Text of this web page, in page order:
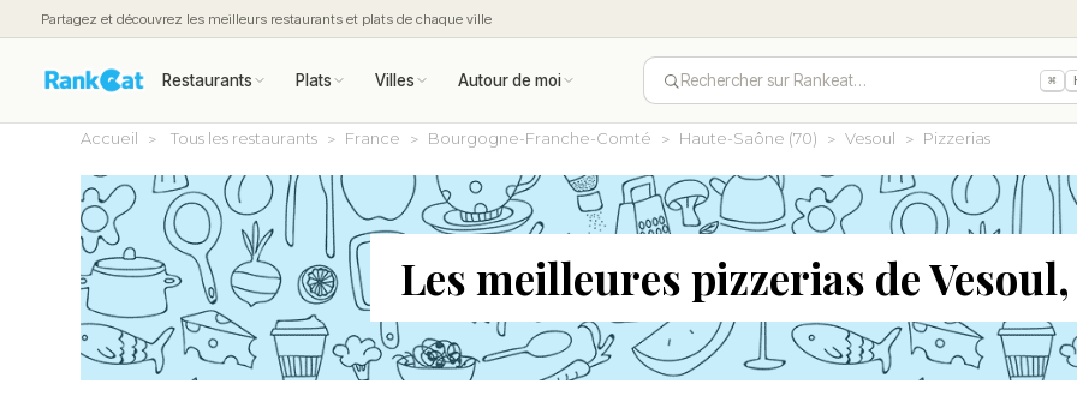
Partagez et découvrez les meilleurs restaurants et plats de chaque ville
Restaurants Plats Villes Autour de moi Rechercher sur Rankeat… ⌘
Accueil Tous les restaurants France Bourgogne-Franche-Comté Haute-Saône (70) Vesoul Pizzerias
Les meilleures pizzerias de